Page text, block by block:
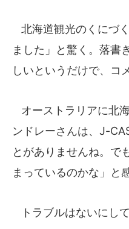
北海道観光のくにづ
ました」と驚く。落書
しいというだけで、コ
オーストラリアに北
ンドレーさんは、J-
とがありませんね。で
まっているのかな」と
トラブルはないにし